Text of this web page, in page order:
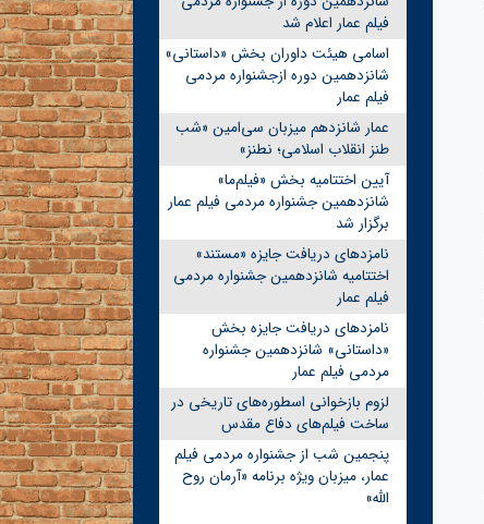
فیلم عمار اعلام شد
اسامی هیئت داوران بخش «داستانی»
شانزدهمین دوره ازجشنواره مردمی
فیلم عمار
عمار شانزدهم میزبان سی‌امین «شب
طنز انقلاب اسلامی؛ نطنز»
آیین اختتامیه بخش «فیلم‌ما»
شانزدهمین جشنواره مردمی فیلم عمار
برگزار شد
نامزدهای دریافت جایزه «مستند»
اختتامیه شانزدهمین جشنواره مردمی
فیلم عمار
نامزدهای دریافت جایزه بخش
«داستانی» شانزدهمین جشنواره
مردمی فیلم عمار
لزوم بازخوانی اسطوره‌های تاریخی در
ساخت فیلم‌های دفاع مقدس
پنجمین شب از جشنواره مردمی فیلم
عمار، میزبان ویژه برنامه «آرمان روح
الله»